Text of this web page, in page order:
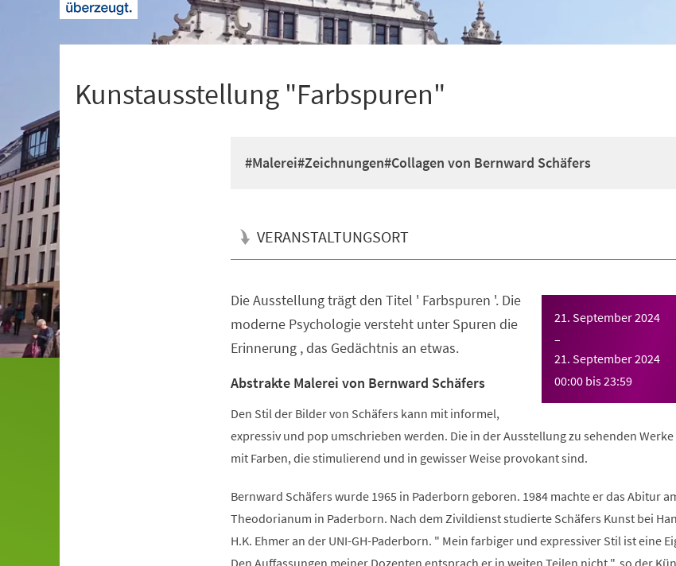
Kunstausstellung "Farbspuren"
#Malerei#Zeichnungen#Collagen von Bernward Schäfers
VERANSTALTUNGSORT
21. September 2024
–
21. September 2024
00:00 bis23:59
Die Ausstellung trägt den Titel ' Farbspuren '. Die
moderne Psychologie versteht unter Spuren die
Erinnerung , das Gedächtnis an etwas.
Abstrakte Malerei von Bernward Schäfers
Den Stil der Bilder von Schäfers kann mit informel,
expressiv und pop umschrieben werden. Die in der Ausstellung zu sehenden
mit Farben, die stimulierend und in gewisser Weise provokant sind.
Bernward Schäfers wurde 1965 in Paderborn geboren. 1984 machte er das Abitur
Theodorianum in Paderborn. Nach dem Zivildienst studierte Schäfers Kunst bei
H.K. Ehmer an der UNI-GH-Paderborn. " Mein farbiger und expressiver Stil ist eine
Den Auffassungen meiner Dozenten entsprach er in weiten Teilen nicht ", so der